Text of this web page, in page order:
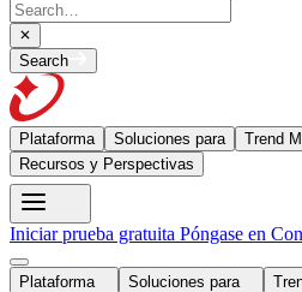
Search
Plataforma Soluciones para Trend
Recursos y Perspectivas
Iniciar prueba gratuita Póngase en
Plataforma Soluciones para